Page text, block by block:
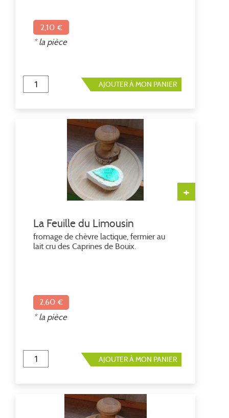
2,10 €
* la pièce
AJOUTER À MON PANIER
+
La Feuille du Limousin
fromage de chèvre lactique, fermier au
lait cru des Caprines de Bouix.
2,60 €
* la pièce
AJOUTER À MON PANIER